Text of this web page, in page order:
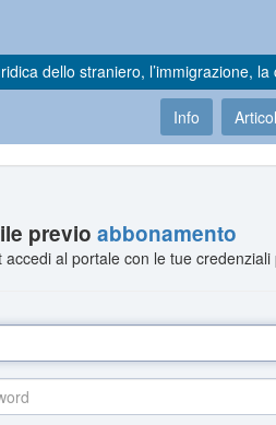
dello straniero, l’immigrazione, la
Info
previoabbonamento
al portale con le tue